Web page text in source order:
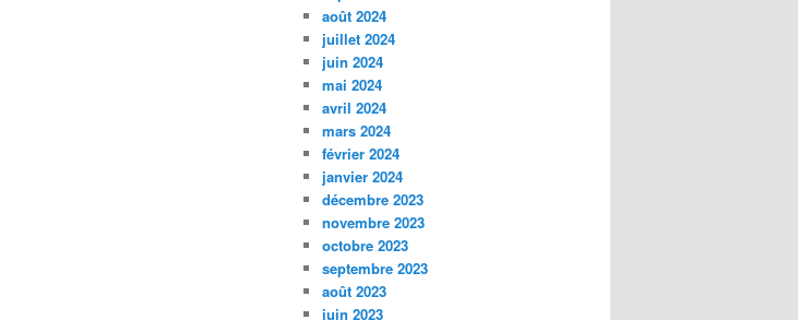
août 2024
juillet 2024
juin 2024
mai 2024
avril 2024
mars 2024
février 2024
janvier 2024
décembre 2023
novembre 2023
octobre 2023
septembre 2023
août 2023
juin 2023